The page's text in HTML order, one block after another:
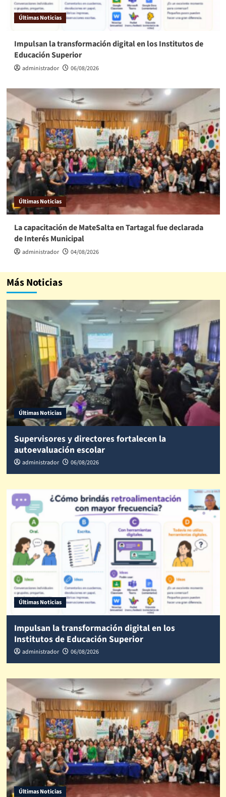
Últimas Noticias
Impulsan la transformación digital en los Institutos de
Educación Superior
administrador 06/08/2026
Últimas Noticias
La capacitación de MateSalta en Tartagal fue declarada
de Interés Municipal
administrador 04/08/2026
Más Noticias
Últimas Noticias
Supervisores y directores fortalecen la
autoevaluación escolar
administrador 06/08/2026
Últimas Noticias
Impulsan la transformación digital en los
Institutos de Educación Superior
administrador 06/08/2026
Últimas Noticias